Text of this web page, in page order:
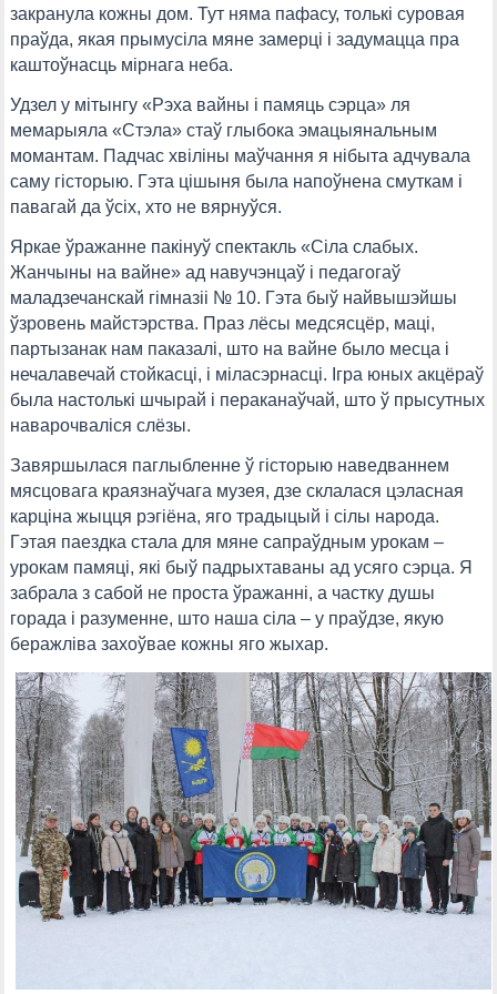
закранула кожны дом. Тут няма пафасу, толькі суровая
праўда, якая прымусіла мяне замерці і задумацца пра
каштоўнасць мірнага неба.
Удзел у мітынгу «Рэха вайны і памяць сэрца» ля
мемарыяла «Стэла» стаў глыбока эмацыянальным
момантам. Падчас хвіліны маўчання я нібыта адчувала
саму гісторыю. Гэта цішыня была напоўнена смуткам і
павагай да ўсіх, хто не вярнуўся.
Яркае ўражанне пакінуў спектакль «Сіла слабых.
Жанчыны на вайне» ад навучэнцаў і педагогаў
маладзечанскай гімназіі № 10. Гэта быў найвышэйшы
ўзровень майстэрства. Праз лёсы медсясцёр, маці,
партызанак нам паказалі, што на вайне было месца і
нечалавечай стойкасці, і міласэрнасці. Ігра юных акцёраў
была настолькі шчырай і пераканаўчай, што ў прысутных
наварочваліся слёзы.
Завяршылася паглыбленне ў гісторыю наведваннем
мясцовага краязнаўчага музея, дзе склалася цэласная
карціна жыцця рэгіёна, яго традыцый і сілы народа.
Гэтая паездка стала для мяне сапраўдным урокам –
урокам памяці, які быў падрыхтаваны ад усяго сэрца. Я
забрала з сабой не проста ўражанні, а частку душы
горада і разуменне, што наша сіла – у праўдзе, якую
беражліва захоўвае кожны яго жыхар.